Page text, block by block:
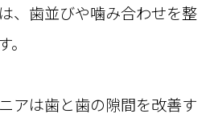
、歯並びや噛み合わせを整
アは歯と歯の隙間を改善す